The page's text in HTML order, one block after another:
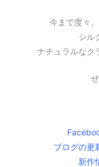
今まで度々
シル
ナチュラルなク
ブログの更
新作